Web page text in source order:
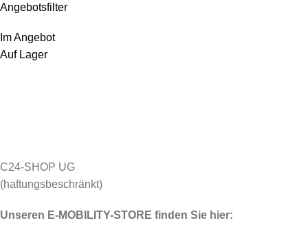
Angebotsfilter
Im Angebot
Auf Lager
C24-SHOP UG
(haftungsbeschränkt)
Unseren E-MOBILITY-STORE finden Sie hier: